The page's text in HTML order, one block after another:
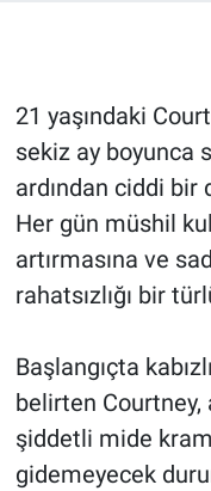
21 yaşındaki
sekiz ay boyunca
ardından ciddi bir
Her gün müshil
artırmasına ve
rahatsızlığı bir
Başlangıçta
belirten Courtney,
şiddetli mide
gidemeyecek
Gün Ortası
Gündem Özel
Günün
Haber
Kimdir
Koronavirüs